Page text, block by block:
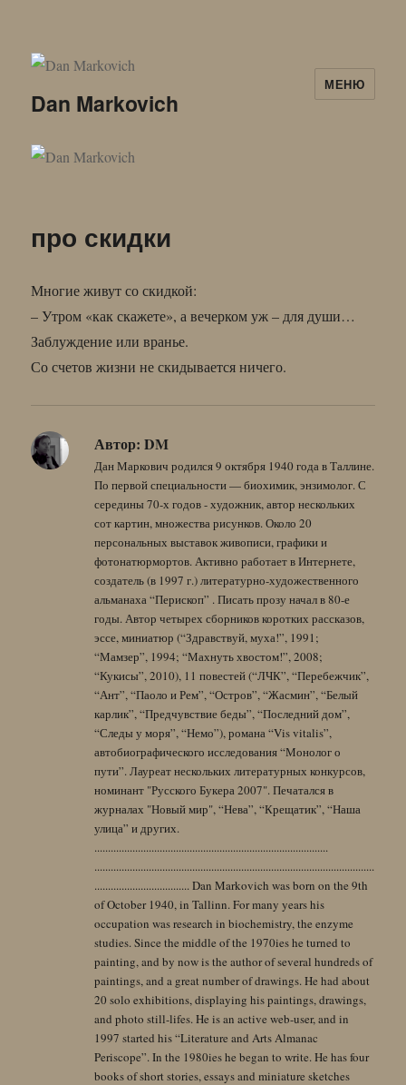
Dan Markovich
МЕНЮ
про скидки
Многие живут со скидкой:
– Утром «как скажете», а вечерком уж – для души…
Заблуждение или вранье.
Со счетов жизни не скидывается ничего.
Автор: DM
Дан Маркович родился 9 октября 1940 года в Таллине.
По первой специальности — биохимик, энзимолог. С
середины 70-х годов - художник, автор нескольких
сот картин, множества рисунков. Около 20
персональных выставок живописи, графики и
фотонатюрмортов. Активно работает в Интернете,
создатель (в 1997 г.) литературно-художественного
альманаха “Перископ” . Писать прозу начал в 80-е
годы. Автор четырех сборников коротких рассказов,
эссе, миниатюр (“Здравствуй, муха!”, 1991;
“Мамзер”, 1994; “Махнуть хвостом!”, 2008;
“Кукисы”, 2010), 11 повестей (“ЛЧК”, “Перебежчик”,
“Ант”, “Паоло и Рем”, “Остров”, “Жасмин”, “Белый
карлик”, “Предчувствие беды”, “Последний дом”,
“Следы у моря”, “Немо”), романа “Vis vitalis”,
автобиографического исследования “Монолог о
пути”. Лауреат нескольких литературных конкурсов,
номинант "Русского Букера 2007". Печатался в
журналах "Новый мир", “Нева”, “Крещатик”, “Наша
улица” и других.
......................................................................................
.......................................................................................................
................................... Dan Markovich was born on the 9th
of October 1940, in Tallinn. For many years his
occupation was research in biochemistry, the enzyme
studies. Since the middle of the 1970ies he turned to
painting, and by now is the author of several hundreds of
paintings, and a great number of drawings. He had about
20 solo exhibitions, displaying his paintings, drawings,
and photo still-lifes. He is an active web-user, and in
1997 started his “Literature and Arts Almanac
Periscope”. In the 1980ies he began to write. He has four
books of short stories, essays and miniature sketches